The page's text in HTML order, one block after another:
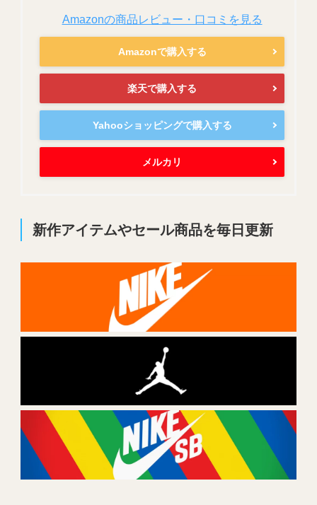
Amazonの商品レビュー・口コミを見る
Amazonで購入する
楽天で購入する
Yahooショッピングで購入する
メルカリ
新作アイテムやセール商品を毎日更新